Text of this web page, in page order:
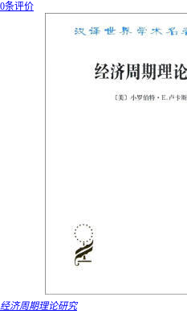
0条评价
经济周期理论研究